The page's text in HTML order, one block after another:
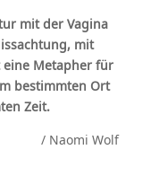
mit der Vagina
mit
Metapher für
bestimmten Ort
Zeit.
/ Naomi Wolf